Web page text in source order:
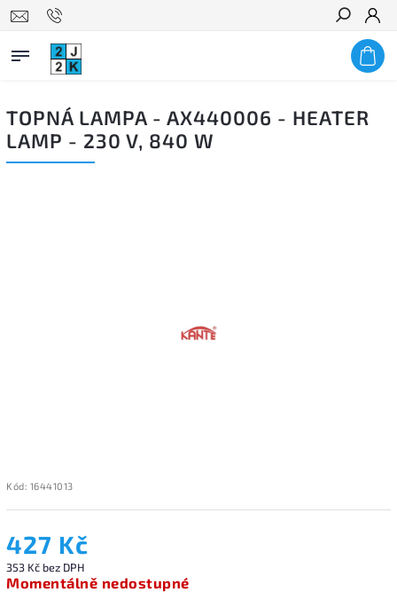
Hledat
TOPNÁ LAMPA - AX440006 - HEATER
LAMP - 230 V, 840 W
Kód: 16441013
427 Kč
353 Kč bez DPH
Momentálně nedostupné